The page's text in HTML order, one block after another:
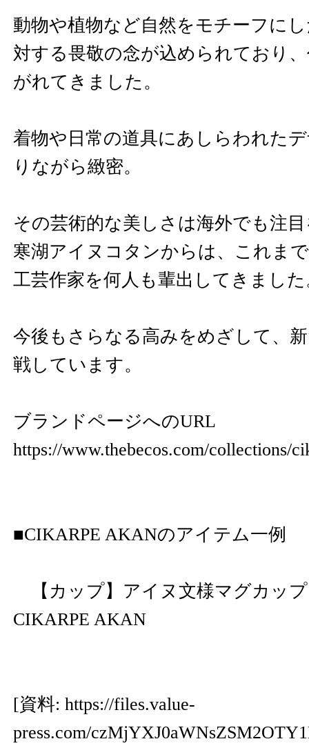
動物や植物など自然をモチーフに
対する畏敬の念が込められており
がれてきました。
着物や日常の道具にあしらわれた
りながら緻密。
その芸術的な美しさは海外でも注
寒湖アイヌコタンからは、これま
工芸作家を何人も輩出してきました
今後もさらなる高みをめざして、
戦しています。
ブランドページへのURL
https://www.thebecos.com/collections/
■CIKARPE AKANのアイテム一例
【カップ】アイヌ文様マグカップ
CIKARPE AKAN
[資料: https://files.value-
press.com/